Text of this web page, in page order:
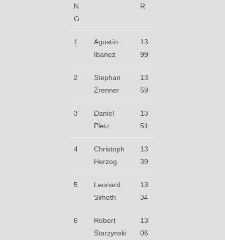
N
G
R
1
Agustín
Ibanez
13
99
2
Stephan
Zrenner
13
59
3
Daniel
Pletz
13
51
4
Christoph
Herzog
13
39
5
Leonard
Simeth
13
34
6
Robert
Starzynski
13
06